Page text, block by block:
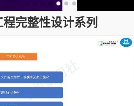
完整性设计系列